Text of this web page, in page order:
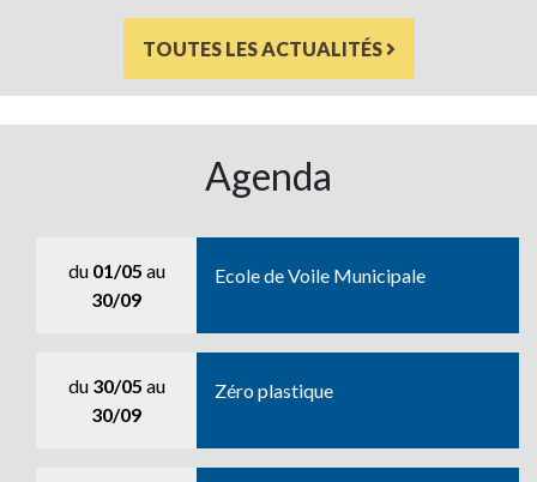
TOUTES LES ACTUALITÉS
Agenda
du 01/05 au
30/09
Ecole de Voile Municipale
du 30/05 au
30/09
Zéro plastique